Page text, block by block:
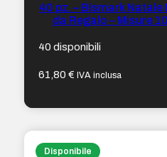
40 pz. – Bismark
da Regalo – Misure
40 disponibili
61,80€ IVA inclusa
Disponibile